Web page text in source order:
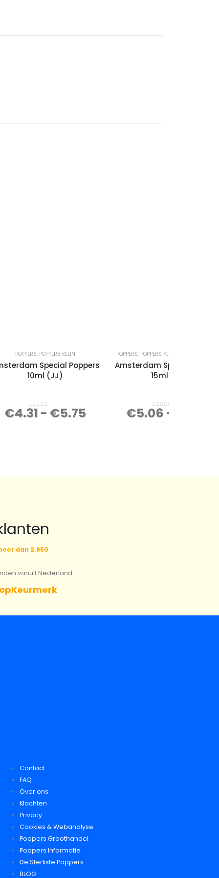
POPPERS, POPPERS KLEIN
Special Poppers
10ml (JJ)
0out of 5
€4.31 - €5.75
POPPERS, POPPERS KLEIN
Amsterdam Special
15ml (JJ)
0 out of 5
€5.06 -
dan 2.850
vanuit Nederland.
Contact
FAQ
Over ons
Klachten
Privacy
Cookies & Webanalyse
Poppers Groothandel
Poppers Informatie
De Sterkste Poppers
BLOG